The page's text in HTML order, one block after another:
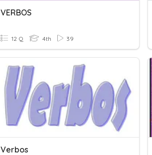
VERBOS
12 Q 4th 39
Verbos